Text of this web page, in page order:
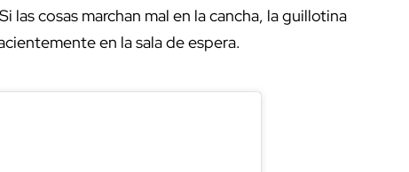
las cosas marchan mal en la cancha, la guillotina
en la sala de espera.